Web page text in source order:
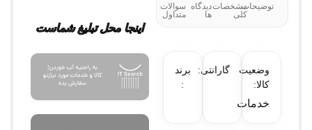
توضیحاتمشخصات
کلی
دیدگاه
ها
سوالات
متداول
وضعیت
کالا:
خدمات
گارانتی:
برند
:
اینجا محل تبلیغ شماست